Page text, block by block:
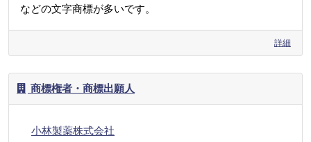
などの文字商標が多いです。
詳細
商標権者・商標出願人
小林製薬株式会社